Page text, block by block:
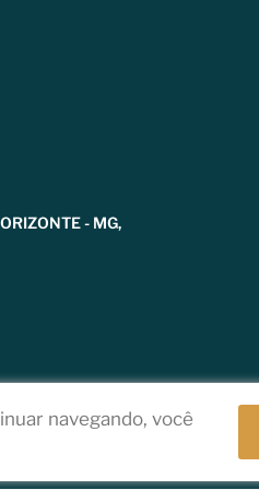
- MG,
navegando, você